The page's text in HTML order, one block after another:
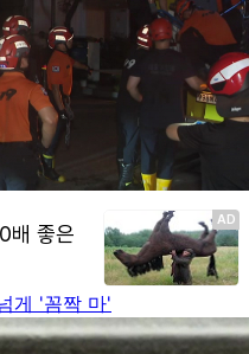
게 '꼼짝 마'